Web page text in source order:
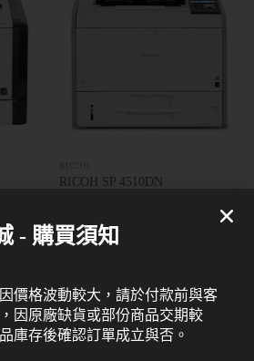
RICOH SP 4510DN
- 購買須知
價格波動較大，請於付款前與客
因原廠缺貨或部份商品交期較
庫存後確認訂單成立與否。